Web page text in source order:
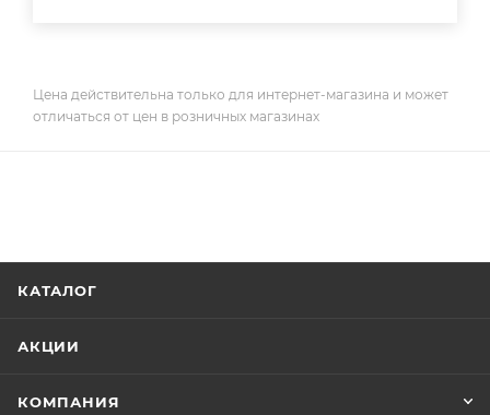
Цена действительна только для интернет-магазина и может
отличаться от цен в розничных магазинах
КАТАЛОГ
АКЦИИ
КОМПАНИЯ